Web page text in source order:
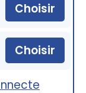
Choisir
Choisir